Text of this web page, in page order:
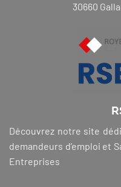
30660
Découvrez notre site
demandeurs d’emploi et
Entreprises